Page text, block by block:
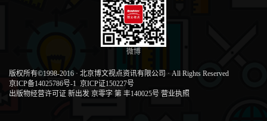
微博
版权所有©1998-2016 · 北京博文视点资讯有限公司 · All Rights Reserved
京ICP备14025786号-1 京ICP证150227号
出版物经营许可证 新出发 京零字 第 丰140025号 营业执照